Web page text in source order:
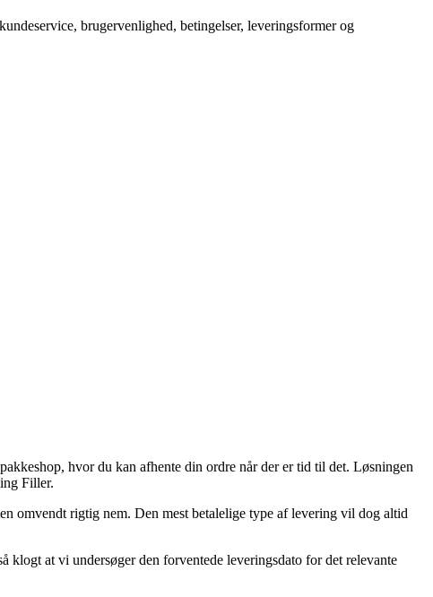
brugervenlighed, betingelser, leveringsformer og
hvor du kan afhente din ordre når der er tid til det. Løsningen
Filler.
omvendt rigtig nem. Den mest betalelige type af levering vil dog altid
at vi undersøger den forventede leveringsdato for det relevante